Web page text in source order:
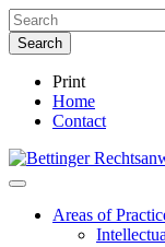
Print
Home
Contact
Areas of